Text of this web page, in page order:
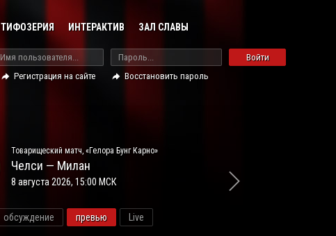
ТИФОЗЕРИЯ ИНТЕРАКТИВ ЗАЛ СЛАВЫ
Войти
Регистрация на сайте
Восстановить пароль
Товарищеский матч, «Гелора Бунг Карно»
Челси — Милан
8 августа 2026, 15:00 МСК
обсуждение превью Live